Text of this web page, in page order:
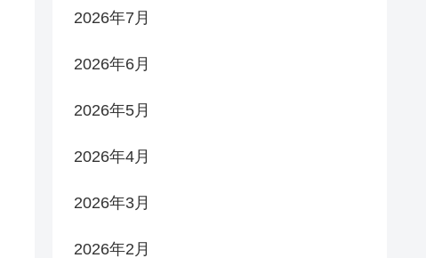
2026年7月
2026年6月
2026年5月
2026年4月
2026年3月
2026年2月